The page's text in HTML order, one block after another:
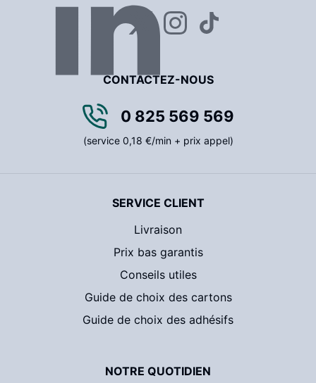
CONTACTEZ-NOUS
0 825 569 569
(service 0,18 €/min + prix appel)
SERVICE CLIENT
Livraison
Prix bas garantis
Conseils utiles
Guide de choix des cartons
Guide de choix des adhésifs
NOTRE QUOTIDIEN